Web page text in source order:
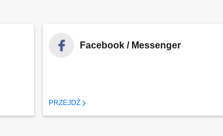
Facebook / Messenger
PRZEJDŹ